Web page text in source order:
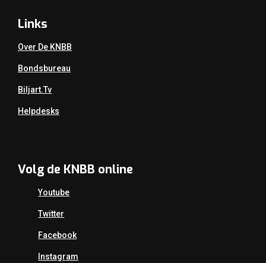
Links
Over De KNBB
Bondsbureau
Biljart.tv
Helpdesks
Volg de KNBB online
Youtube
Twitter
Facebook
Instagram